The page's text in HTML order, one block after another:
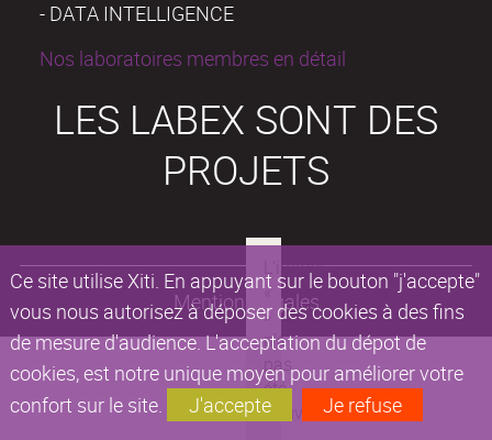
Ce site utilise Xiti. En appuyant sur le bouton "j'accepte"
vous nous autorisez à déposer des cookies à des fins
de mesure d'audience. L'acceptation du dépot de
cookies, est notre unique moyen pour améliorer votre
confort sur le site.
J'accepte Je refuse
- DATA INTELLIGENCE
Nos laboratoires membres en détail
LES LABEX SONT DES
PROJETS
Mentions légales